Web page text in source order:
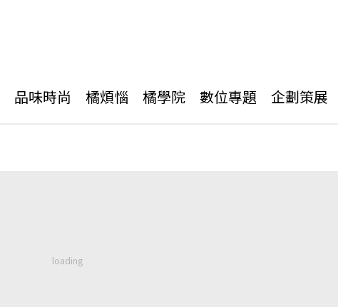
品味時尚 橘煩惱 橘學院 數位專題 企劃策展